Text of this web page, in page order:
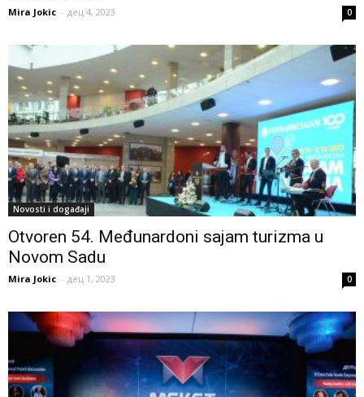
Mira Jokic - дец 4, 2023 0
Novosti i događaji
Otvoren 54. Međunardoni sajam turizma u
Novom Sadu
Mira Jokic - дец 1, 2023 0